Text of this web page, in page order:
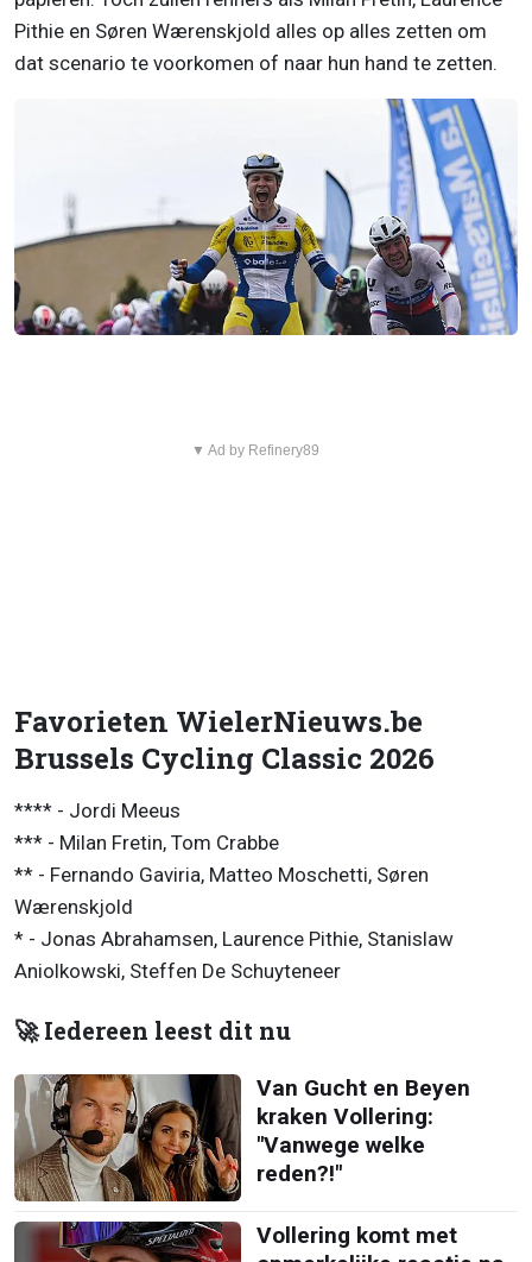
Pithie en Søren Wærenskjold alles op alles zetten om
dat scenario te voorkomen of naar hun hand te zetten.
▼ Ad by Refinery89
Favorieten WielerNieuws.be
Brussels Cycling Classic 2026
**** - Jordi Meeus
*** - Milan Fretin, Tom Crabbe
** - Fernando Gaviria, Matteo Moschetti, Søren
Wærenskjold
* - Jonas Abrahamsen, Laurence Pithie, Stanislaw
Aniolkowski, Steffen De Schuyteneer
🚀 Iedereen leest dit nu
Van Gucht en Beyen
kraken Vollering:
"Vanwege welke
reden?!"
Vollering komt met